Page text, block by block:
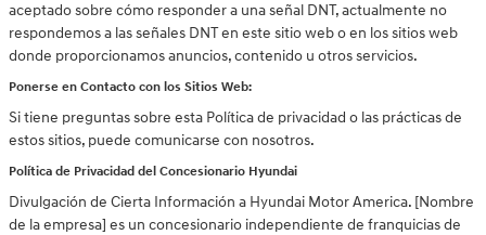
aceptado sobre cómo responder a una señal DNT, actualmente no
respondemos a las señales DNT en este sitio web o en los sitios web
donde proporcionamos anuncios, contenido u otros servicios.
Ponerse en Contacto con los Sitios Web:
Si tiene preguntas sobre esta Política de privacidad o las prácticas de
estos sitios, puede comunicarse con nosotros.
Política de Privacidad del Concesionario Hyundai
Divulgación de Cierta Información a Hyundai Motor America. [Nombre
de la empresa] es un concesionario independiente de franquicias de